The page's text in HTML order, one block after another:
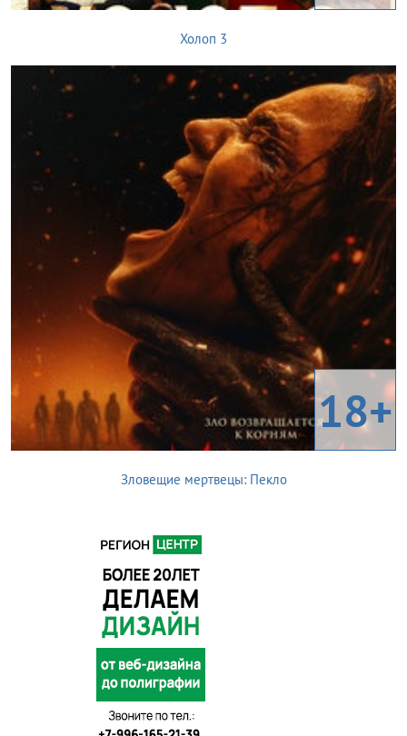
Холоп 3
18+
Зловещие мертвецы: Пекло